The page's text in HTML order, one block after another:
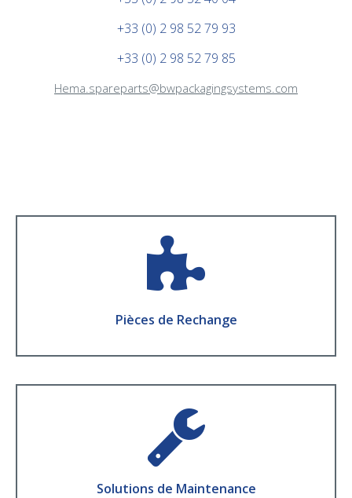
+33 (0) 2 98 52 79 93
+33 (0) 2 98 52 79 85
Hema.spareparts@bwpackagingsystems.com
Pièces de Rechange
Pièces de Rechange
La disponibilité et la qualité d'un fabricant
d’équipements d’origine
Solutions de Maintenance
Solutions de Maintenance
Optimisez la disponibilité opérationnelle de vos
équipements et votre performance industrielle